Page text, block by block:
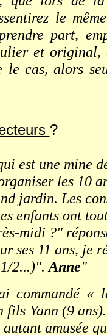
le
part,
et
le cas, alors
?
est une mine
les 10
jardin. Les
enfants ont
midi ?"
ses 11 ans, je
2...)". Anne"
commandé «
fils Yann (9
amusée